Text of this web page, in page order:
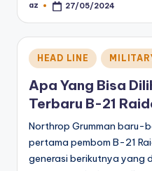
Posted
az 27/05/2024
Posted
in
HEAD LINE
Apa Yang Bisa
Terbaru B-21
Northrop Grumman baru-
pertama pembom B-21
generasi berikutnya yang